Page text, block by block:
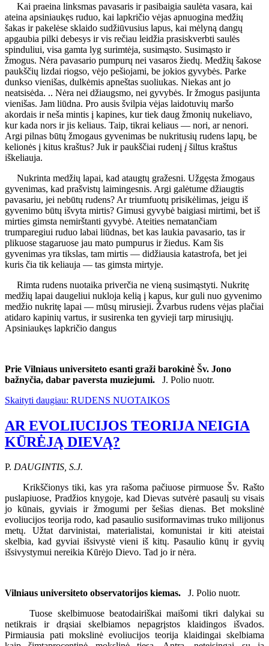
Kai praeina linksmas pavasaris ir pasibaigia saulėta vasara, kai
ateina apsiniaukęs ruduo, kai lapkričio vėjas apnuogina medžių
šakas ir pakelėse sklaido sudžiūvusius lapus, kai mėlyną dangų
apgaubia pilki debesys ir vis rečiau leidžia prasiskverbti saulės
spinduliui, visa gamta lyg surimtėja, susimąsto. Susimąsto ir
žmogus. Nėra pavasario pumpurų nei vasaros žiedų. Medžių šakose
paukščių lizdai riogso, vėjo pešiojami, be jokios gyvybės. Parke
dunkso vienišas, dulkėmis apneštas suoliukas. Niekas ant jo
neatsisėda. .. Nėra nei džiaugsmo, nei gyvybės. Ir žmogus pasijunta
vienišas. Jam liūdna. Pro ausis švilpia vėjas laidotuvių maršo
akordais ir neša mintis į kapines, kur tiek daug žmonių nukeliavo,
kur kada nors ir jis keliaus. Taip, tikrai keliaus — nori, ar nenori.
Argi pilnas būtų žmogaus gyvenimas be nukritusių rudens lapų, be
kelionės į kitus kraštus? Juk ir paukščiai rudenį į šiltus kraštus
iškeliauja.
Nukrinta medžių lapai, kad ataugtų gražesni. Užgęsta žmogaus
gyvenimas, kad prašvistų laimingesnis. Argi galėtume džiaugtis
pavasariu, jei nebūtų rudens? Ar triumfuotų prisikėlimas, jeigu iš
gyvenimo būtų išvyta mirtis? Gimusi gyvybė baigiasi mirtimi, bet iš
mirties gimsta nemirštanti gyvybė. Ateities nematančiam
trumparegiui ruduo labai liūdnas, bet kas laukia pavasario, tas ir
plikuose stagaruose jau mato pumpurus ir žiedus. Kam šis
gyvenimas yra tikslas, tam mirtis — didžiausia katastrofa, bet jei
kuris čia tik keliauja — tas gimsta mirtyje.
Rimta rudens nuotaika priverčia ne vieną susimąstyti. Nukritę
medžių lapai daugeliui nukloja kelią į kapus, kur guli nuo gyvenimo
medžio nukritę lapai — mūsų mirusieji. Žvarbus rudens vėjas plačiai
atidaro kapinių vartus, ir susirenka ten gyvieji tarp mirusiųjų.
Apsiniaukęs lapkričio dangus
Prie Vilniaus universiteto esanti graži barokinė Šv. Jono
bažnyčia, dabar paversta muziejumi. J. Polio nuotr.
Skaityti daugiau: RUDENS NUOTAIKOS
AR EVOLIUCIJOS TEORIJA NEIGIA
KŪRĖJĄ DIEVĄ?
P. DAUGINTIS, S.J.
Krikščionys tiki, kas yra rašoma pačiuose pirmuose Šv. Rašto
puslapiuose, Pradžios knygoje, kad Dievas sutvėrė pasaulį su visais
jo kūnais, gyviais ir žmogumi per šešias dienas. Bet mokslinė
evoliucijos teorija rodo, kad pasaulio susiformavimas truko milijonus
metų. Užtat darvinistai, materialistai, komunistai ir kiti ateistai
skelbia, kad gyviai išsivystė vieni iš kitų. Pasaulio kūnų ir gyvių
išsivystymui nereikia Kūrėjo Dievo. Tad jo ir nėra.
Vilniaus universiteto observatorijos kiemas. J. Polio nuotr.
Tuose skelbimuose beatodairiškai maišomi tikri dalykai su
netikrais ir drąsiai skelbiamos nepagrįstos klaidingos išvados.
Pirmiausia pati mokslinė evoliucijos teorija klaidingai skelbiama